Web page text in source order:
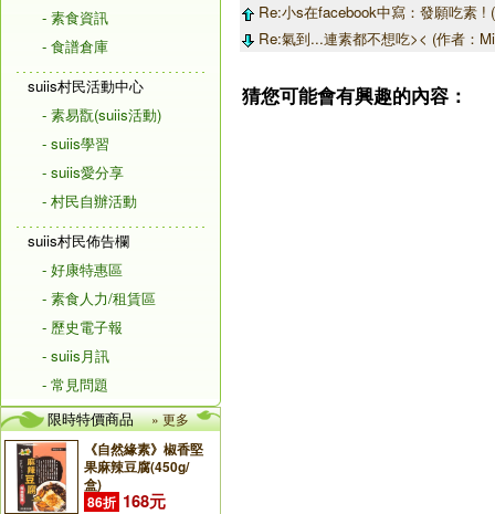
- 素食資訊
- 食譜倉庫
suiis村民活動中心
- 素易翫(suiis活動)
- suiis學習
- suiis愛分享
- 村民自辦活動
suiis村民佈告欄
- 好康特惠區
- 素食人力/租賃區
- 歷史電子報
- suiis月訊
- 常見問題
限時特價商品
» 更多
《自然緣素》椒香堅
果麻辣豆腐(450g/
盒)
86折 168元
Re:小s在facebook中寫：發願吃素 !
Re:氣到...連素都不想吃>< (作者：
猜您可能會有興趣的內容：